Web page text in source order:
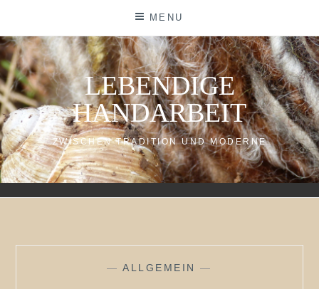
content
MENU
LEBENDIGE
HANDARBEIT
ZWISCHEN TRADITION UND MODERNE
—ALLGEMEIN —